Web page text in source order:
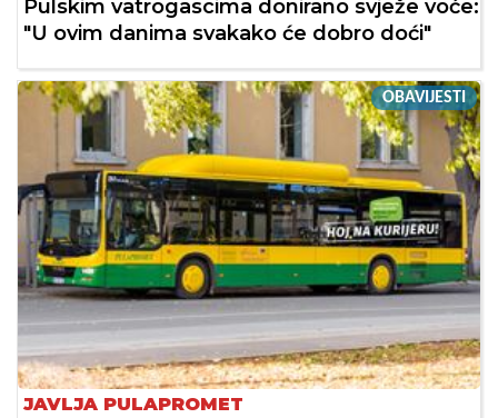
Pulskim vatrogascima donirano svježe voće:
"U ovim danima svakako će dobro doći"
OBAVIJESTI
JAVLJA PULAPROMET